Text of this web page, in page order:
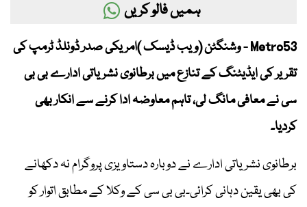
ہمیں فالو کریں
Metro53 - وشنگٹن (ویب ڈیسک )امریکی صدر ڈونلڈ ٹرمپ کی
تقریر کی ایڈیٹنگ کے تنازع میں برطانوی نشریاتی ادارے بی بی
سی نے معافی مانگ لی، تاہم معاوضہ ادا کرنے سے انکار بھی
کردیا۔
برطانوی نشریاتی ادارے نے دوبارہ دستاویزی پروگرام نہ دکھانے
کی بھی یقین دہانی کرائی۔بی بی سی کے وکلا کے مطابق اتوار کو